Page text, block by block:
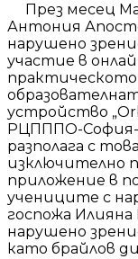
През месец
Антония
нарушено
участие в
практическото
устройство
РЦПППО-София-
разполага с
изключително
приложение в
учениците с
госпожа Илияна
нарушено
като брайлов